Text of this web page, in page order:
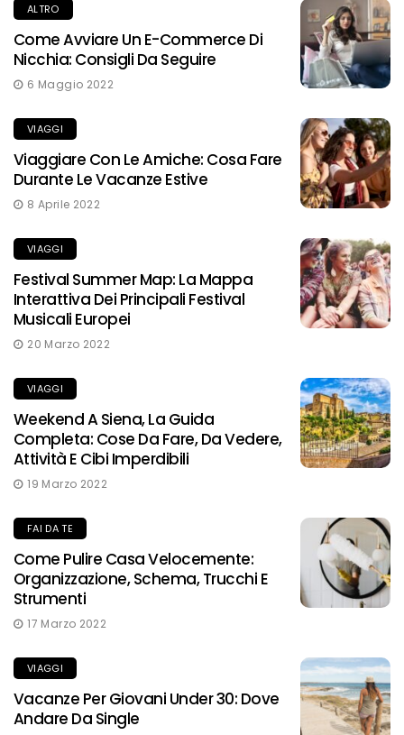
ALTRO
Come Avviare Un E-Commerce Di
Nicchia: Consigli Da Seguire
6 Maggio 2022
VIAGGI
Viaggiare Con Le Amiche: Cosa Fare
Durante Le Vacanze Estive
8 Aprile 2022
VIAGGI
Festival Summer Map: La Mappa
Interattiva Dei Principali Festival
Musicali Europei
20 Marzo 2022
VIAGGI
Weekend A Siena, La Guida
Completa: Cose Da Fare, Da Vedere,
Attività E Cibi Imperdibili
19 Marzo 2022
FAI DA TE
Come Pulire Casa Velocemente:
Organizzazione, Schema, Trucchi E
Strumenti
17 Marzo 2022
VIAGGI
Vacanze Per Giovani Under 30: Dove
Andare Da Single